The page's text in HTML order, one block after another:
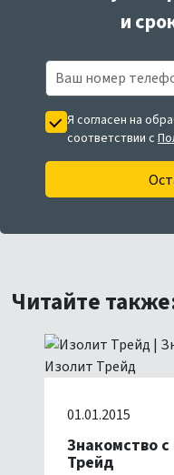
и
Я согласен на
соответствии с
Читайте
01.01.2015
Знакомство
Трейд